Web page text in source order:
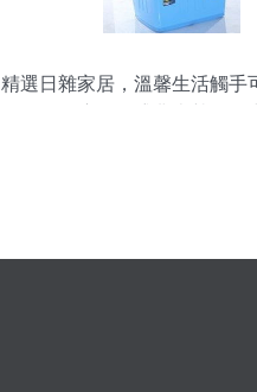
精選日雜家居，溫馨生活觸